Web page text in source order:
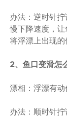
办法：逆时针
慢下降速度，让
将浮漂上出现的
2、鱼口变滑怎
漂相：浮漂有动
办法：顺时针